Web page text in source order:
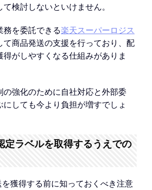
検討しないといけません。
務を委託できる楽天スーパーロジス
て商品発送の支援を行っており、配
がしやすくなる仕組みがありま
の強化のために自社対応と外部委
しても今より負担が増すでしょ
定ラベルを取得するうえでの
獲得する前に知っておくべき注意